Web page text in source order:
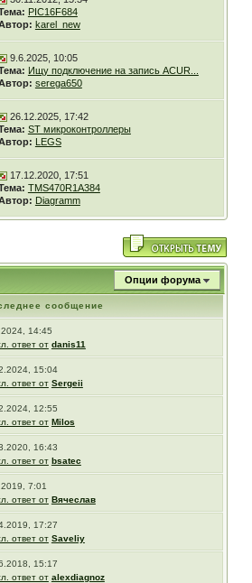
PIC16F684
karel_new
9.6.2025, 10:05
Ищу подключение на запись ACUR...
serega650
26.12.2025, 17:42
ST микроконтроллеры
LEGS
17.12.2020, 17:51
TMS470R1A384
Diagramm
Опции форума
сообщение
14:45
ответ от danis11
15:04
ответ от Sergeii
12:55
ответ от Milos
16:43
ответ от bsatec
7:01
ответ от Вячеслав
17:27
ответ от Saveliy
15:17
ответ от alexdiagnoz